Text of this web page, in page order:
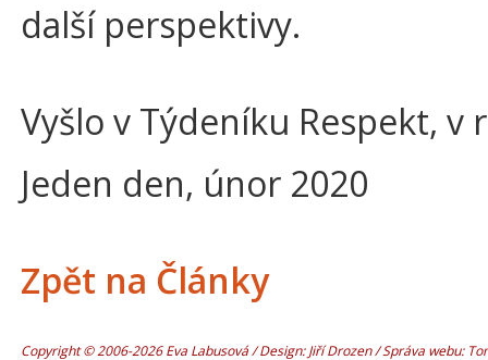
další perspektivy.
Vyšlo v Týdeníku Respekt, v
Jeden den, únor 2020
Zpět na Články
Copyright © 2006-2026 Eva Labusová / Design: Jiří Drozen / Správa webu: